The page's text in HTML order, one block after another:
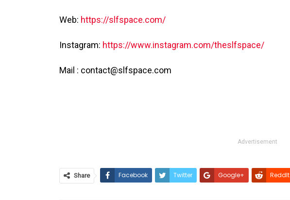
Web: https://slfspace.com/
Instagram: https://www.instagram.com/theslfspace/
Mail : contact@slfspace.com
Advertisement
Share Facebook Twitter Google+ ReddIt